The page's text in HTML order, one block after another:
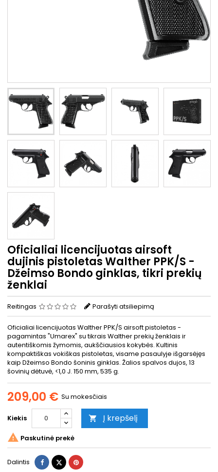
Oficialiai licencijuotas airsoft
dujinis pistoletas Walther PPK/S -
Džeimso Bondo ginklas, tikri prekių
ženklai
Reitingas Parašyti atsiliepimą
Oficialiai licencijuotas Walther PPK/S airsoft pistoletas -
pagamintas "Umarex" su tikrais Walther prekių ženklais ir
autentiškomis žymomis, aukščiausios kokybės. Kultinis
kompaktiškas vokiškas pistoletas, visame pasaulyje išgarsėjęs
kaip Džeimso Bondo šoninis ginklas. Žalios spalvos dujos, 13
šovinių dėtuvė, <1,0 J. 150 mm, 535 g.
209,00 € Su mokesčiais
Kiekis  Į krepšelį
 Paskutinė prekė
Dalintis DalintisTwitterPinterest